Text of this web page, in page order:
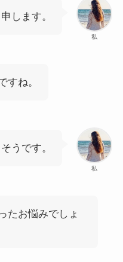
私
します。
すね。
私
そうです。
たお悩みでしょ